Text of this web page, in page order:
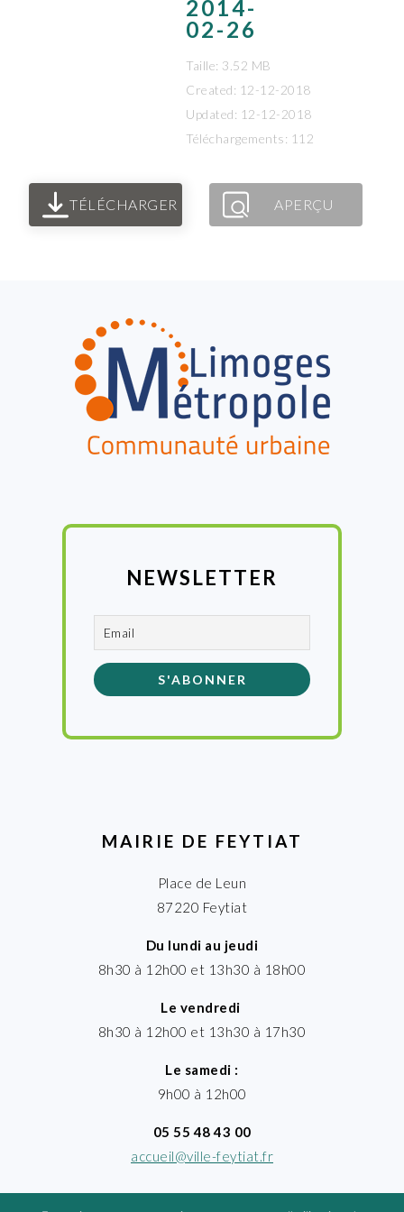
2014-
02-26
Taille: 3.52 MB
Created: 12-12-2018
Updated: 12-12-2018
Téléchargements: 112
TÉLÉCHARGER APERÇU
NEWSLETTER
MAIRIE DE FEYTIAT
Place de Leun
87220 Feytiat
Du lundi au jeudi
8h30 à 12h00 et 13h30 à 18h00
Le vendredi
8h30 à 12h00 et 13h30 à 17h30
Le samedi :
9h00 à 12h00
05 55 48 43 00
accueil@ville-feytiat.fr